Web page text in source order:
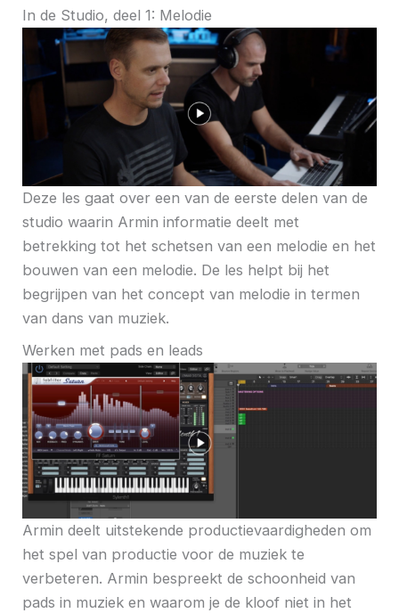
In de Studio, deel 1: Melodie
Deze les gaat over een van de eerste delen van de
studio waarin Armin informatie deelt met
betrekking tot het schetsen van een melodie en het
bouwen van een melodie. De les helpt bij het
begrijpen van het concept van melodie in termen
van dans van muziek.
Werken met pads en leads
Armin deelt uitstekende productievaardigheden om
het spel van productie voor de muziek te
verbeteren. Armin bespreekt de schoonheid van
pads in muziek en waarom je de kloof niet in het